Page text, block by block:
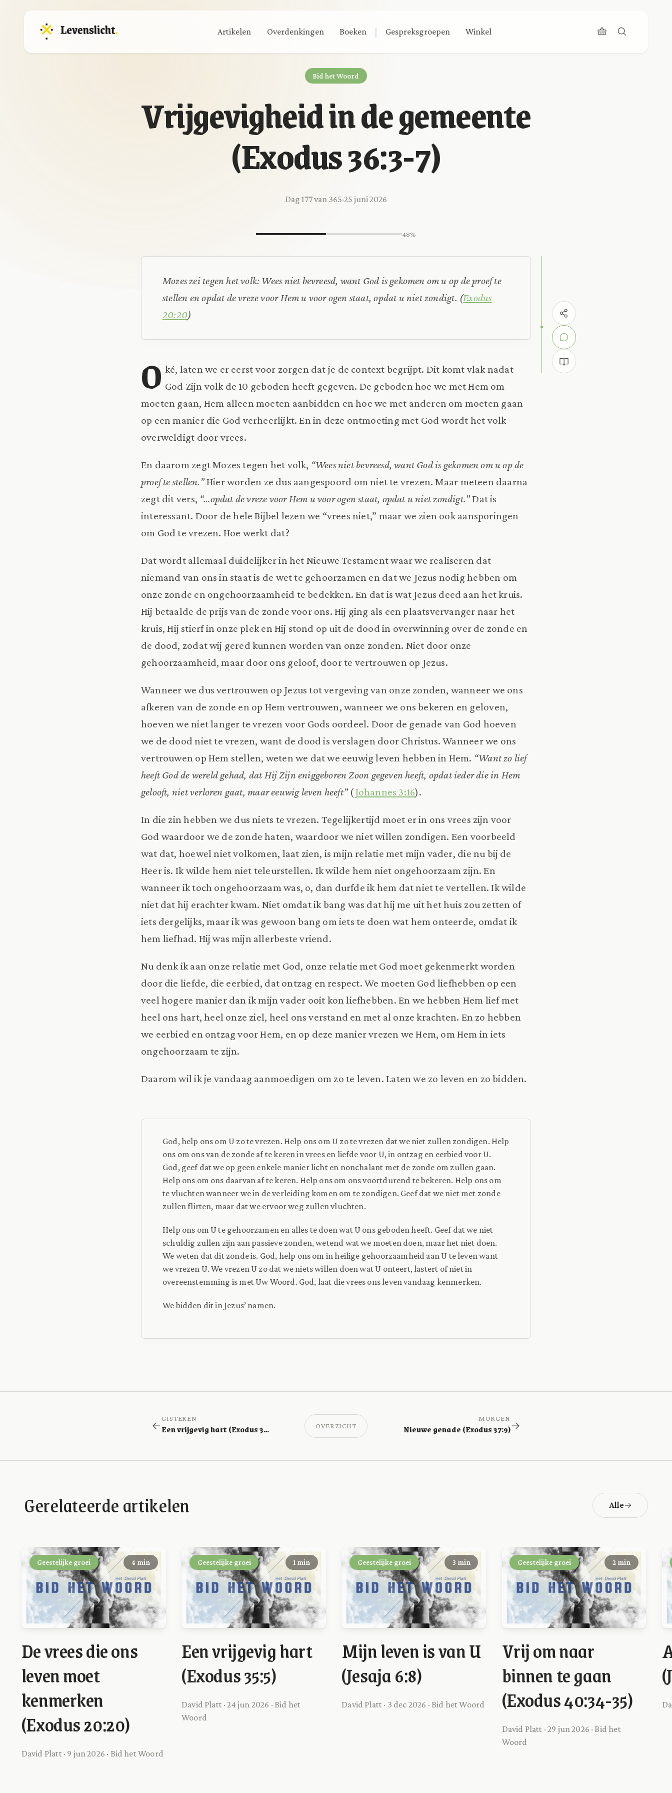
Artikelen Overdenkingen Boeken | Gespreksgroepen Winkel
Bid het Woord
Vrijgevigheid in de gemeente
(Exodus 36:3-7)
Dag 177 van 365·25 juni 2026
48%
Mozes zei tegen het volk: Wees niet bevreesd, want God is gekomen om u op de proef te
stellen en opdat de vreze voor Hem u voor ogen staat, opdat u niet zondigt. (Exodus
20:20)
O ké, laten we er eerst voor zorgen dat je de context begrijpt. Dit komt vlak nadat
God Zijn volk de 10 geboden heeft gegeven. De geboden hoe we met Hem om
moeten gaan, Hem alleen moeten aanbidden en hoe we met anderen om moeten gaan
op een manier die God verheerlijkt. En in deze ontmoeting met God wordt het volk
overweldigt door vrees.
En daarom zegt Mozes tegen het volk, “Wees niet bevreesd, want God is gekomen om u op de
proef te stellen.”Hier worden ze dus aangespoord om niet te vrezen. Maar meteen daarna
zegt dit vers, “…opdat de vreze voor Hem u voor ogen staat, opdat u niet zondigt.”Dat is
interessant. Door de hele Bijbel lezen we “vrees niet,” maar we zien ook aansporingen
om God te vrezen. Hoe werkt dat?
Dat wordt allemaal duidelijker in het Nieuwe Testament waar we realiseren dat
niemand van ons in staat is de wet te gehoorzamen en dat we Jezus nodig hebben om
onze zonde en ongehoorzaamheid te bedekken. En dat is wat Jezus deed aan het kruis.
Hij betaalde de prijs van de zonde voor ons. Hij ging als een plaatsvervanger naar het
kruis, Hij stierf in onze plek en Hij stond op uit de dood in overwinning over de zonde en
de dood, zodat wij gered kunnen worden van onze zonden. Niet door onze
gehoorzaamheid, maar door ons geloof, door te vertrouwen op Jezus.
Wanneer we dus vertrouwen op Jezus tot vergeving van onze zonden, wanneer we ons
afkeren van de zonde en op Hem vertrouwen, wanneer we ons bekeren en geloven,
hoeven we niet langer te vrezen voor Gods oordeel. Door de genade van God hoeven
we de dood niet te vrezen, want de dood is verslagen door Christus. Wanneer we ons
vertrouwen op Hem stellen, weten we dat we eeuwig leven hebben in Hem. “Want zo lief
heeft God de wereld gehad, dat Hij Zijn eniggeboren Zoon gegeven heeft, opdat ieder die in Hem
gelooft, niet verloren gaat, maar eeuwig leven heeft” (Johannes 3:16).
In die zin hebben we dus niets te vrezen. Tegelijkertijd moet er in ons vrees zijn voor
God waardoor we de zonde haten, waardoor we niet willen zondigen. Een voorbeeld
wat dat, hoewel niet volkomen, laat zien, is mijn relatie met mijn vader, die nu bij de
Heer is. Ik wilde hem niet teleurstellen. Ik wilde hem niet ongehoorzaam zijn. En
wanneer ik toch ongehoorzaam was, o, dan durfde ik hem dat niet te vertellen. Ik wilde
niet dat hij erachter kwam. Niet omdat ik bang was dat hij me uit het huis zou zetten of
iets dergelijks, maar ik was gewoon bang om iets te doen wat hem onteerde, omdat ik
hem liefhad. Hij was mijn allerbeste vriend.
Nu denk ik aan onze relatie met God, onze relatie met God moet gekenmerkt worden
door die liefde, die eerbied, dat ontzag en respect. We moeten God liefhebben op een
veel hogere manier dan ik mijn vader ooit kon liefhebben. En we hebben Hem lief met
heel ons hart, heel onze ziel, heel ons verstand en met al onze krachten. En zo hebben
we eerbied en ontzag voor Hem, en op deze manier vrezen we Hem, om Hem in iets
ongehoorzaam te zijn.
Daarom wil ik je vandaag aanmoedigen om zo te leven. Laten we zo leven en zo bidden.
God, help ons om U zo te vrezen. Help ons om U zo te vrezen dat we niet zullen zondigen. Help
ons om ons van de zonde af te keren in vrees en liefde voor U, in ontzag en eerbied voor U.
God, geef dat we op geen enkele manier licht en nonchalant met de zonde om zullen gaan.
Help ons om ons daarvan af te keren. Help ons om ons voortdurend te bekeren. Help ons om
te vluchten wanneer we in de verleiding komen om te zondigen. Geef dat we niet met zonde
zullen flirten, maar dat we ervoor weg zullen vluchten.
Help ons om U te gehoorzamen en alles te doen wat U ons geboden heeft. Geef dat we niet
schuldig zullen zijn aan passieve zonden, wetend wat we moeten doen, maar het niet doen.
We weten dat dit zonde is. God, help ons om in heilige gehoorzaamheid aan U te leven want
we vrezen U. We vrezen U zo dat we niets willen doen wat U onteert, lastert of niet in
overeenstemming is met Uw Woord. God, laat die vrees ons leven vandaag kenmerken.
We bidden dit in Jezus’ namen.
GISTEREN
Een vrijgevig hart (Exodus 35:5) OVERZICHT
MORGEN
Nieuwe genade (Exodus 37:9)
Gerelateerde artikelen Alle
Geestelijke groei 4 min
De vrees die ons
leven moet
kenmerken
(Exodus 20:20)
David Platt · 9 jun 2026 · Bid het Woord
Geestelijke groei 1 min
Een vrijgevig hart
(Exodus 35:5)
David Platt · 24 jun 2026 · Bid het
Woord
Geestelijke groei 3 min
Mijn leven is van U
(Jesaja 6:8)
David Platt · 3 dec 2026 · Bid het Woord
Geestelijke groei 2 min
Vrij om naar
binnen te gaan
(Exodus 40:34-35)
David Platt · 29 jun 2026 · Bid het
Woord